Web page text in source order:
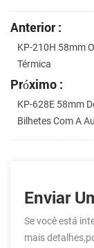
Anterior :
KP-210H 58mm
Térmica
Próximo :
KP-628E 58mm
Bilhetes Com A
Enviar
Se você está
mais